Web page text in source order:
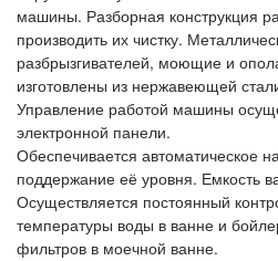
машины. Разборная конструкция
производить их чистку.
разбрызгивателей, моющие и
изготовлены из нержавеющей
Управление работой машины
электронной панели.
Обеспечивается автоматическое
поддержание её уровня. Емкость
Осуществляется постоянный
температуры воды в ванне и
фильтров в моечной ванне.